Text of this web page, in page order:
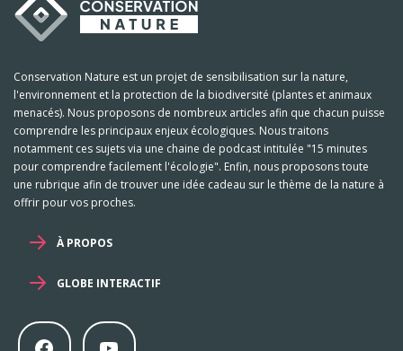
Conservation Nature est un projet de sensibilisation sur la nature,
l'environnement et la protection de la biodiversité (plantes et animaux
menacés). Nous proposons de nombreux articles afin que chacun puisse
comprendre les principaux enjeux écologiques. Nous traitons
notamment ces sujets via une chaine de podcast intitulée "15 minutes
pour comprendre facilement l'écologie". Enfin, nous proposons toute
une rubrique afin de trouver une idée cadeau sur le thème de la nature à
offrir pour vos proches.
À PROPOS
GLOBE INTERACTIF